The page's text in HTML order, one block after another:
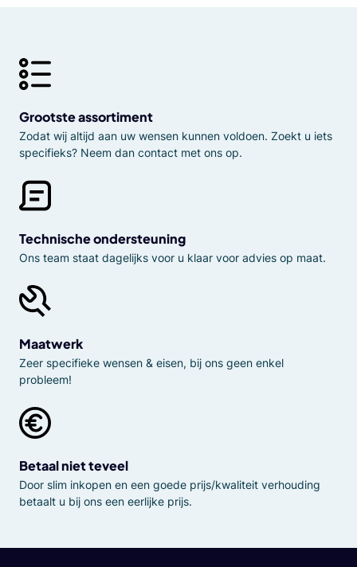
Grootste assortiment
Zodat wij altijd aan uw wensen kunnen voldoen. Zoekt u iets
specifieks? Neem dan contact met ons op.
Technische ondersteuning
Ons team staat dagelijks voor u klaar voor advies op maat.
Maatwerk
Zeer specifieke wensen & eisen, bij ons geen enkel
probleem!
Betaal niet teveel
Door slim inkopen en een goede prijs/kwaliteit verhouding
betaalt u bij ons een eerlijke prijs.